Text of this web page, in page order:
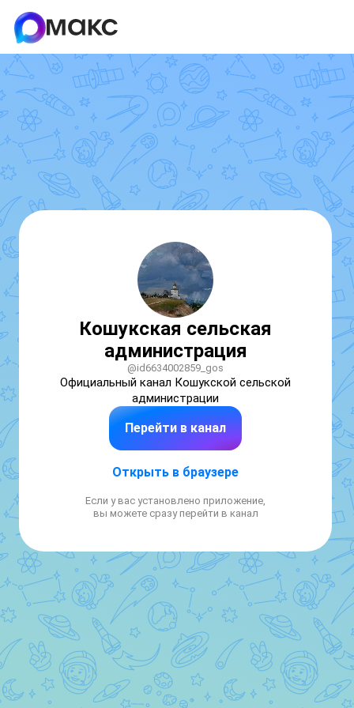
Кошукская сельская
администрация
@id6634002859_gos
Официальный канал Кошукской сельской
администрации
Перейти в канал
Открыть в браузере
Если у вас установлено приложение,
вы можете сразу перейти в канал